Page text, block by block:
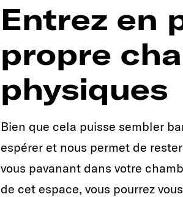
Entrez en
propre
physiques
Bien que cela puisse sembler
espérer et nous permet de
vous pavanant dans votre
de cet espace, vous pourrez